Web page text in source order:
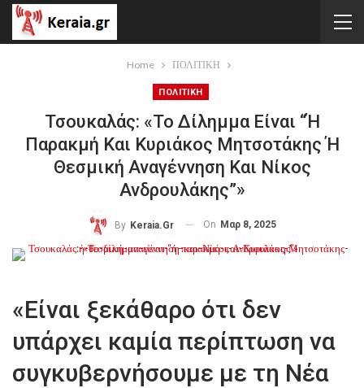
Home ΠΟΛΙΤΙΚΗ
ΠΟΛΙΤΙΚΗ
Τσουκαλάς: «Το Δίλημμα Είναι “ή
Παρακμή Και Κυριάκος Μητσοτάκης Ή
Θεσμική Αναγέννηση Και Νίκος
Ανδρουλάκης”»
By Keraia.gr On Μαρ 8, 2025
«Είναι ξεκάθαρο ότι δεν
υπάρχει καμία περίπτωση να
συγκυβερνήσουμε με τη Νέα